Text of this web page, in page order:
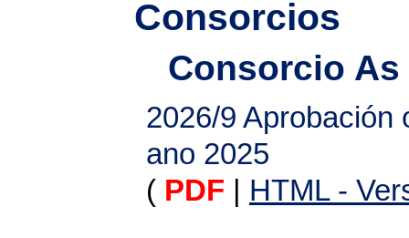
Consorcios
Consorcio As
2026/9 Aprobación
ano 2025
( PDF HTML -